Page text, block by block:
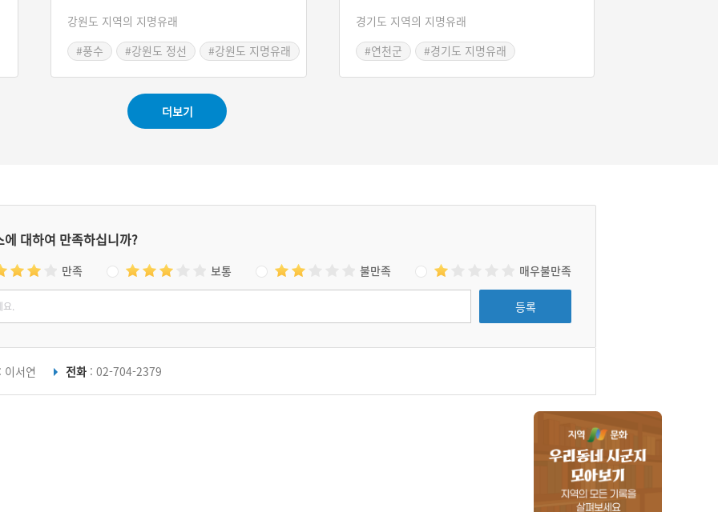
있는 형국인 봉소포란(鳳巢抱卵)형이어서 사람
이 살기 더없이 좋은 마을이었지만, 어느 날 스
님이 지나가면서 앞 연못이 마르고 뒤로는 철마
해체되고 말았다.
강원도 지역의 지명유래
#풍수
#강원도 정선
#강원도 지명유래
가 세월이 흐르면서 고문리로 변했다는 이야기
이고, 또 하나는 반대로 예쁜 아내를 둔 마을 사
람이 재인과 내기를 했다가 마음이 다급해져 줄
경기도 지역의 지명유래
#연천군
#경기도 지명유래
더보기
대하여 만족하십니까?
만족 보통 불만족 매우불만족
등록
이서연 전화 : 02-704-2379